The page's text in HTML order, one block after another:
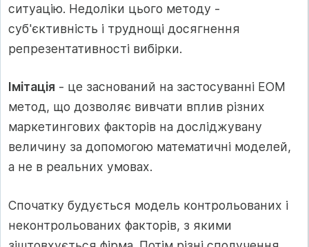
ситуацію. Недоліки цього методу -
суб'єктивність і труднощі досягнення
репрезентативності вибірки.
Імітація - це заснований на застосуванні ЕОМ
метод, що дозволяє вивчати вплив різних
маркетингових факторів на досліджувану
величину за допомогою математичні моделей,
а не в реальних умовах.
Спочатку будується модель контрольованих і
неконтрольованих факторів, з якими